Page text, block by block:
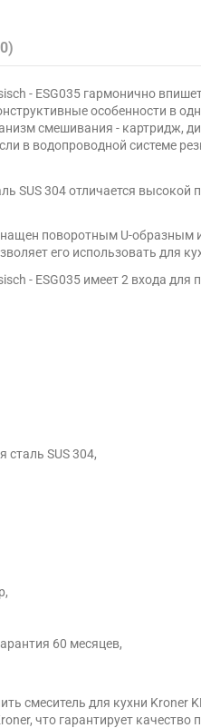
- ESG035 гармонично
особенности в
смешивания - картридж,
в водопроводной системе
304 отличается высокой
поворотным U-образным
его использовать для
- ESG035 имеет 2 входа
SUS 304,
60 месяцев,
смеситель для кухни Kroner
что гарантирует качество